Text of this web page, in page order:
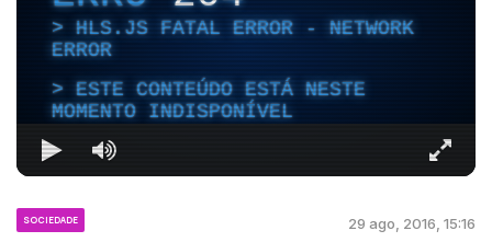
HLS.JS FATAL ERROR - NETWORK
ERROR
ESTE CONTEÚDO ESTÁ NESTE
MOMENTO INDISPONÍVEL
SOCIEDADE 29 ago, 2016, 15:16